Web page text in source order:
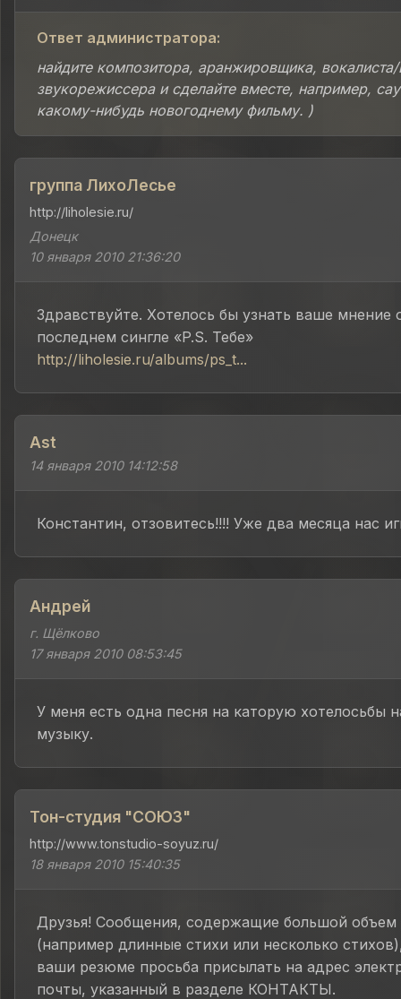
Ответ администратора:
найдите композитора, аранжировщика, вокалиста/
звукорежиссера и сделайте вместе, например,
какому-нибудь новогоднему фильму. )
группа ЛихоЛесье
http://liholesie.ru/
Донецк
10 января 2010 21:36:20
Здравствуйте. Хотелось бы узнать ваше мнение
последнем сингле «P.S. Тебе»
http://liholesie.ru/albums/ps_t...
Ast
14 января 2010 14:12:58
Константин, отзовитесь!!!! Уже два месяца нас
Андрей
г. Щёлково
17 января 2010 08:53:45
У меня есть одна песня на каторую хотелосьбы
музыку.
Тон-студия "СОЮЗ"
http://www.tonstudio-soyuz.ru/
18 января 2010 15:40:35
Друзья! Сообщения, содержащие большой объем
(например длинные стихи или несколько
ваши резюме просьба присылать на адрес
почты, указанный в разделе КОНТАКТЫ.